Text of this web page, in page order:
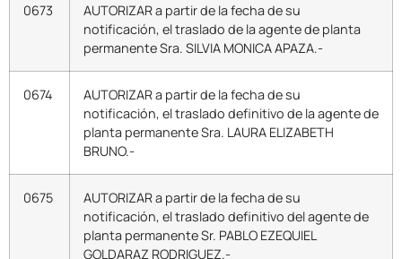
0673
AUTORIZAR a partir de la fecha de su
notificación, el traslado de la agente de planta
permanente Sra. SILVIA MONICA APAZA.-
0674
AUTORIZAR a partir de la fecha de su
notificación, el traslado definitivo de la agente de
planta permanente Sra. LAURA ELIZABETH
BRUNO.-
0675
AUTORIZAR a partir de la fecha de su
notificación, el traslado definitivo del agente de
planta permanente Sr. PABLO EZEQUIEL
GOLDARAZ RODRIGUEZ.-